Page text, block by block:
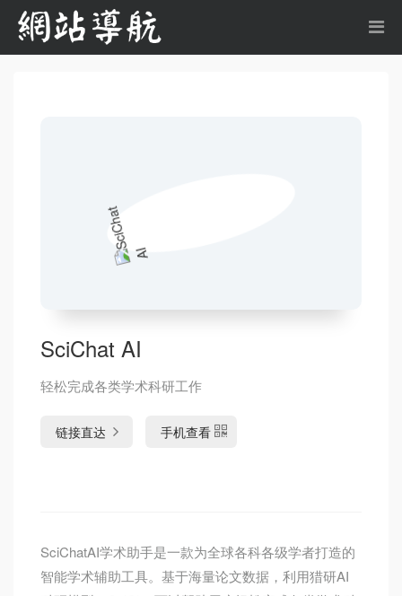
SciChat AI
轻松完成各类学术科研工作
链接直达 手机查看
SciChatAI学术助手是一款为全球各科各级学者打造的
智能学术辅助工具。基于海量论文数据，利用猎研AI